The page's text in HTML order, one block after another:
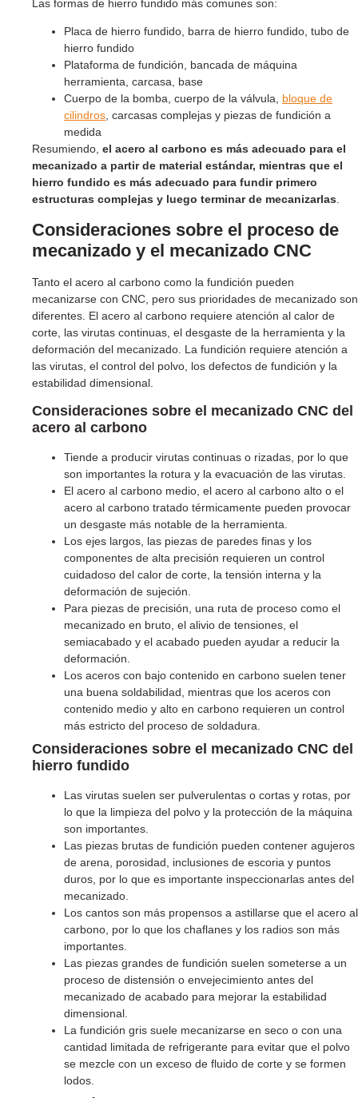
Las formas de hierro fundido más comunes son:
Placa de hierro fundido, barra de hierro fundido, tubo de
hierro fundido
Plataforma de fundición, bancada de máquina
herramienta, carcasa, base
Cuerpo de la bomba, cuerpo de la válvula, bloque de
cilindros, carcasas complejas y piezas de fundición a
medida
Resumiendo, el acero al carbono es más adecuado para el
mecanizado a partir de material estándar, mientras que el
hierro fundido es más adecuado para fundir primero
estructuras complejas y luego terminar de mecanizarlas.
Consideraciones sobre el proceso de
mecanizado y el mecanizado CNC
Tanto el acero al carbono como la fundición pueden
mecanizarse con CNC, pero sus prioridades de mecanizado son
diferentes. El acero al carbono requiere atención al calor de
corte, las virutas continuas, el desgaste de la herramienta y la
deformación del mecanizado. La fundición requiere atención a
las virutas, el control del polvo, los defectos de fundición y la
estabilidad dimensional.
Consideraciones sobre el mecanizado CNC del
acero al carbono
Tiende a producir virutas continuas o rizadas, por lo que
son importantes la rotura y la evacuación de las virutas.
El acero al carbono medio, el acero al carbono alto o el
acero al carbono tratado térmicamente pueden provocar
un desgaste más notable de la herramienta.
Los ejes largos, las piezas de paredes finas y los
componentes de alta precisión requieren un control
cuidadoso del calor de corte, la tensión interna y la
deformación de sujeción.
Para piezas de precisión, una ruta de proceso como el
mecanizado en bruto, el alivio de tensiones, el
semiacabado y el acabado pueden ayudar a reducir la
deformación.
Los aceros con bajo contenido en carbono suelen tener
una buena soldabilidad, mientras que los aceros con
contenido medio y alto en carbono requieren un control
más estricto del proceso de soldadura.
Consideraciones sobre el mecanizado CNC del
hierro fundido
Las virutas suelen ser pulverulentas o cortas y rotas, por
lo que la limpieza del polvo y la protección de la máquina
son importantes.
Las piezas brutas de fundición pueden contener agujeros
de arena, porosidad, inclusiones de escoria y puntos
duros, por lo que es importante inspeccionarlas antes del
mecanizado.
Los cantos son más propensos a astillarse que el acero al
carbono, por lo que los chaflanes y los radios son más
importantes.
Las piezas grandes de fundición suelen someterse a un
proceso de distensión o envejecimiento antes del
mecanizado de acabado para mejorar la estabilidad
dimensional.
La fundición gris suele mecanizarse en seco o con una
cantidad limitada de refrigerante para evitar que el polvo
se mezcle con un exceso de fluido de corte y se formen
lodos.